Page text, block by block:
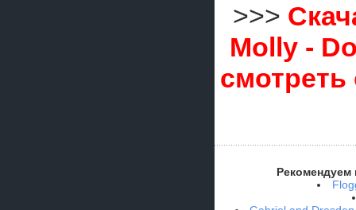
>>>
Molly -
Рекомендуем